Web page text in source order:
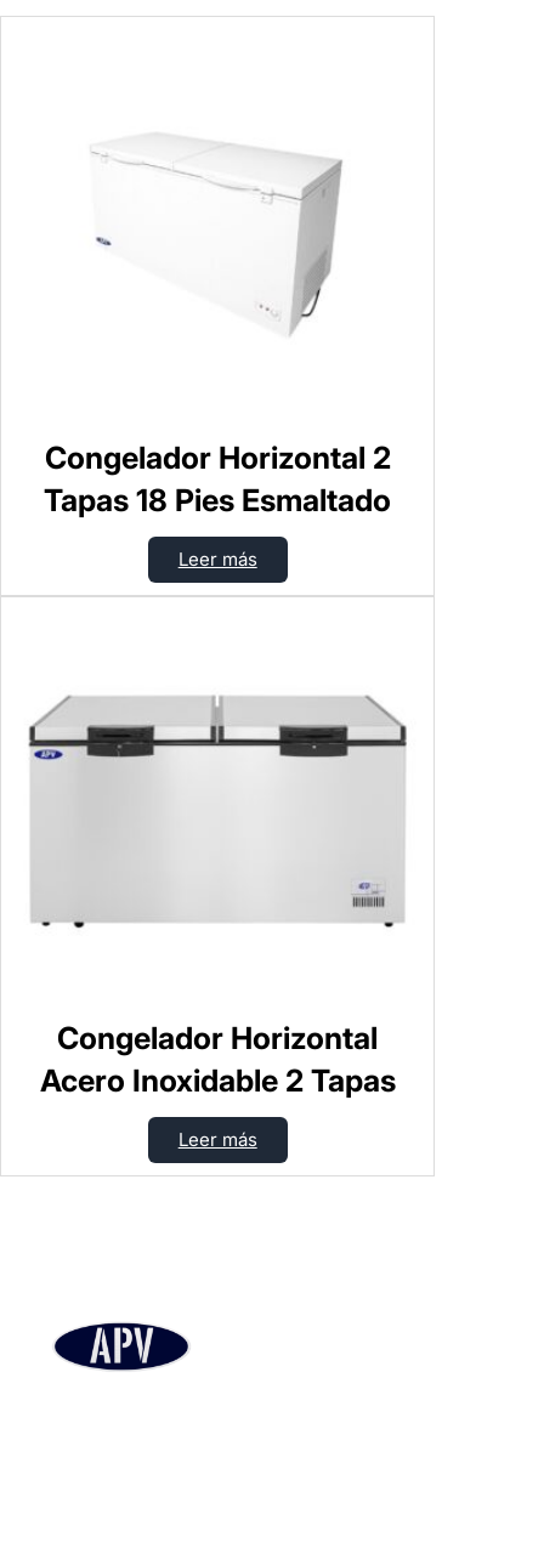
Congelador Horizontal 2
Tapas 18 Pies Esmaltado
Leer más
Congelador Horizontal
Acero Inoxidable 2 Tapas
Leer más